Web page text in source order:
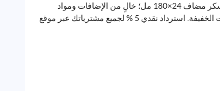
للبيع بالجملة – المراعي عصير تفاح للاطفال بدون سكر مضاف 24×180 مل؛ خالٍ من الإضافات ومواد
الحفظ. عبوات مناسبة للمدارس والرحلات والوجبات الخفيفة. استرداد نقدي 5 % لجميع مشترياتك عبر موقع